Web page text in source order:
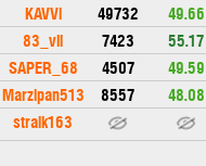
KAVVi 49732 49.66
83_vii 7423 55.17
SAPER_68 4507 49.59
Marzipan513 8557 48.08
straik163